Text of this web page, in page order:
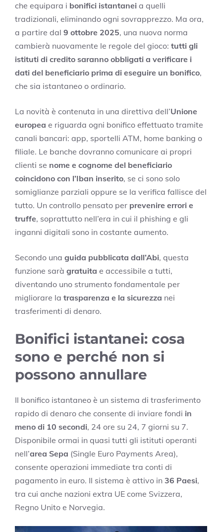
che equipara i bonifici istantanei a quelli
tradizionali, eliminando ogni sovrapprezzo. Ma ora,
a partire dal 9 ottobre 2025, una nuova norma
cambierà nuovamente le regole del gioco: tutti gli
istituti di credito saranno obbligati a verificare i
dati del beneficiario prima di eseguire un bonifico,
che sia istantaneo o ordinario.
La novità è contenuta in una direttiva dell’Unione
europea e riguarda ogni bonifico effettuato tramite
canali bancari: app, sportelli ATM, home banking o
filiale. Le banche dovranno comunicare ai propri
clienti se nome e cognome del beneficiario
coincidono con l’Iban inserito, se ci sono solo
somiglianze parziali oppure se la verifica fallisce del
tutto. Un controllo pensato per prevenire errori e
truffe, soprattutto nell’era in cui il phishing e gli
inganni digitali sono in costante aumento.
Secondo una guida pubblicata dall’Abi, questa
funzione sarà gratuita e accessibile a tutti,
diventando uno strumento fondamentale per
migliorare la trasparenza e la sicurezza nei
trasferimenti di denaro.
Bonifici istantanei: cosa
sono e perché non si
possono annullare
Il bonifico istantaneo è un sistema di trasferimento
rapido di denaro che consente di inviare fondi in
meno di 10 secondi, 24 ore su 24, 7 giorni su 7.
Disponibile ormai in quasi tutti gli istituti operanti
nell’area Sepa (Single Euro Payments Area),
consente operazioni immediate tra conti di
pagamento in euro. Il sistema è attivo in 36 Paesi,
tra cui anche nazioni extra UE come Svizzera,
Regno Unito e Norvegia.